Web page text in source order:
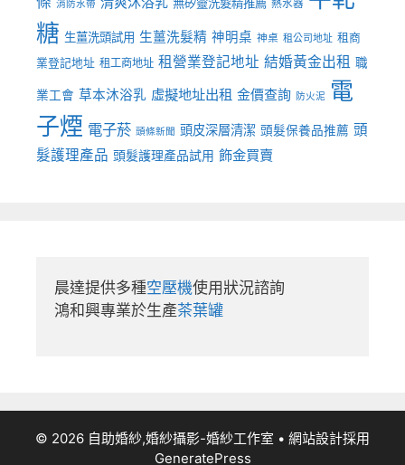
消防水帶 熱水器
糖 生薑洗頭試用 生薑洗髮精 神明桌 神桌 租公司地址 租商
業登記地址 租工商地址 租營業登記地址 結婚黃金出租 職
業工會 草本沐浴乳 虛擬地址出租 金價查詢 防火泥
電
子煙 電子菸 頭條新聞 頭皮深層清潔 頭髮保養品推薦 頭
髮護理產品 頭髮護理產品試用 飾金買賣
晨達提供多種空壓機使用狀況諮詢
鴻和興專業於生產茶葉罐
© 2026 自助婚紗,婚紗攝影-婚紗工作室 • 網站設計採用
GeneratePress